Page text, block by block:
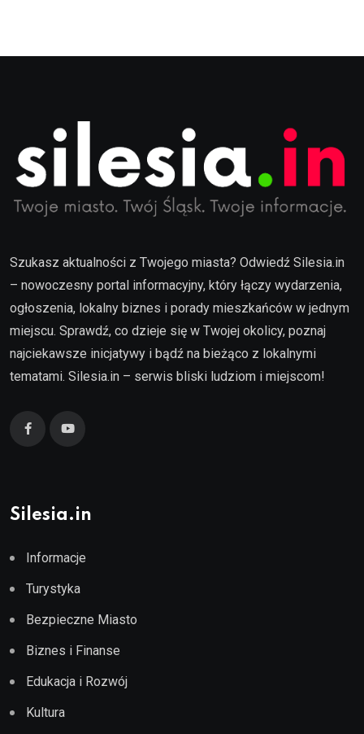
Szukasz aktualności z Twojego miasta? Odwiedź Silesia.in
– nowoczesny portal informacyjny, który łączy wydarzenia,
ogłoszenia, lokalny biznes i porady mieszkańców w jednym
miejscu. Sprawdź, co dzieje się w Twojej okolicy, poznaj
najciekawsze inicjatywy i bądź na bieżąco z lokalnymi
tematami. Silesia.in – serwis bliski ludziom i miejscom!
Silesia.in
Informacje
Turystyka
Bezpieczne Miasto
Biznes i Finanse
Edukacja i Rozwój
Kultura